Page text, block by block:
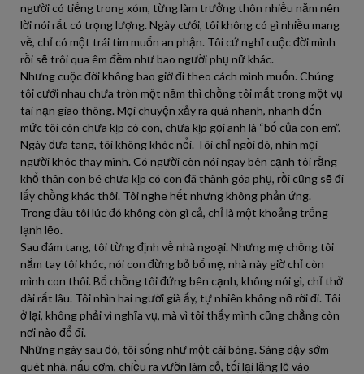
người có tiếng trong xóm, từng làm trưởng thôn nhiều năm nên
lời nói rất có trọng lượng. Ngày cưới, tôi không có gì nhiều mang
về, chỉ có một trái tim muốn an phận. Tôi cứ nghĩ cuộc đời mình
rồi sẽ trôi qua êm đềm như bao người phụ nữ khác.
Nhưng cuộc đời không bao giờ đi theo cách mình muốn. Chúng
tôi cưới nhau chưa tròn một năm thì chồng tôi mất trong một vụ
tai nạn giao thông. Mọi chuyện xảy ra quá nhanh, nhanh đến
mức tôi còn chưa kịp có con, chưa kịp gọi anh là “bố của con em”.
Ngày đưa tang, tôi không khóc nổi. Tôi chỉ ngồi đó, nhìn mọi
người khóc thay mình. Có người còn nói ngay bên cạnh tôi rằng
khổ thân con bé chưa kịp có con đã thành góa phụ, rồi cũng sẽ đi
lấy chồng khác thôi. Tôi nghe hết nhưng không phản ứng.
Trong đầu tôi lúc đó không còn gì cả, chỉ là một khoảng trống
lạnh lẽo.
Sau đám tang, tôi từng định về nhà ngoại. Nhưng mẹ chồng tôi
nắm tay tôi khóc, nói con đừng bỏ bố mẹ, nhà này giờ chỉ còn
mình con thôi. Bố chồng tôi đứng bên cạnh, không nói gì, chỉ thở
dài rất lâu. Tôi nhìn hai người già ấy, tự nhiên không nỡ rời đi. Tôi
ở lại, không phải vì nghĩa vụ, mà vì tôi thấy mình cũng chẳng còn
nơi nào để đi.
Những ngày sau đó, tôi sống như một cái bóng. Sáng dậy sớm
quét nhà, nấu cơm, chiều ra vườn làm cỏ, tối lại lặng lẽ vào